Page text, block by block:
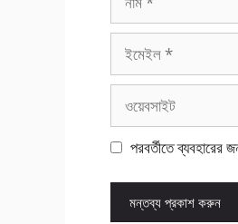
ইমেইল
পরবর্তীতে